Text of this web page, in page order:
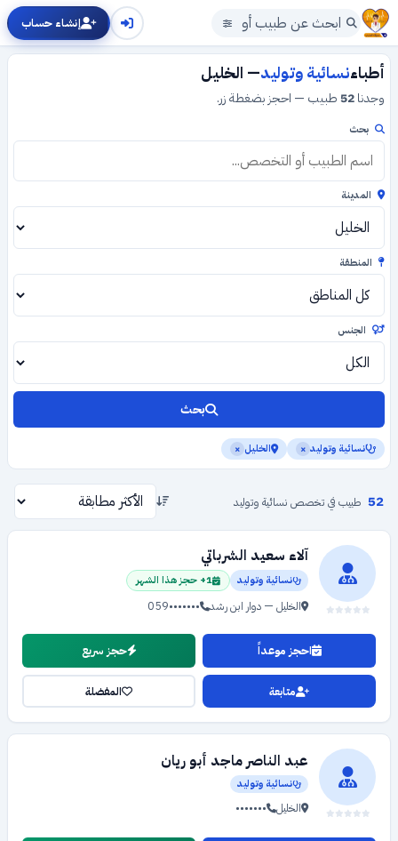
إنشاء حساب
أطباءنسائية وتوليد— الخليل
وجدنا52طبيب — احجز بضغطة زر.
بحث
المدينة
المنطقة
الجنس
بحث
نسائية وتوليد × الخليل ×
52 طبيب في تخصص نسائية وتوليد
آلاء سعيد الشرباتي
نسائية وتوليد 1+ حجز هذا الشهر
الخليل — دوار ابن رشد 059•••••••
احجز موعداً حجز سريع
متابعة المفضلة
عبد الناصر ماجد أبو ريان
نسائية وتوليد
الخليل •••••••